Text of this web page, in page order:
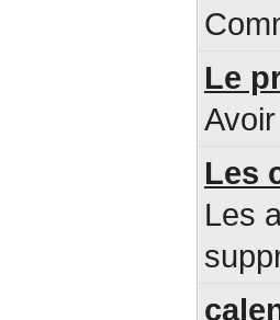
Le
Les
Les